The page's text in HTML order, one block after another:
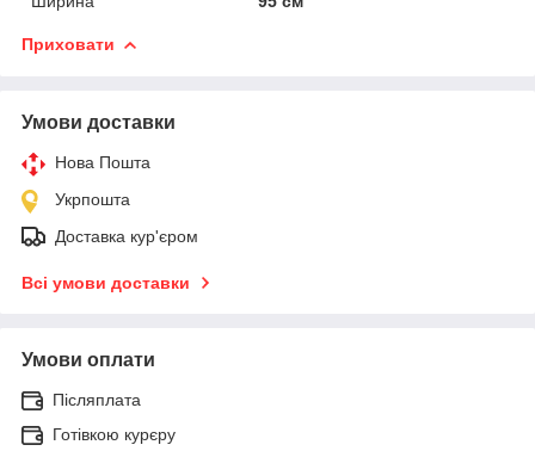
Приховати
Умови доставки
Нова Пошта
Укрпошта
Доставка кур'єром
Всі умови доставки
Умови оплати
Післяплата
Готівкою курєру